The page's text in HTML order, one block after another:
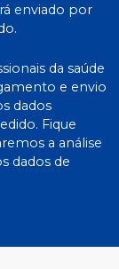
enviado por
da saúde
e envio
dados
Fique
a análise
dados de